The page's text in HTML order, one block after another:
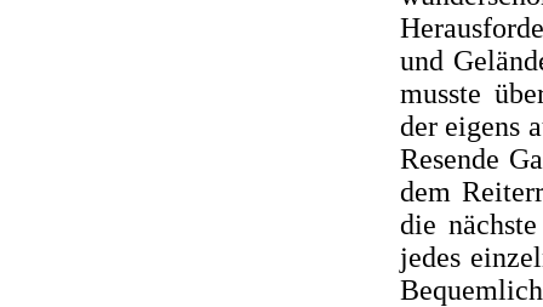
und
musste
der eigens
Resende
dem
die
jedes